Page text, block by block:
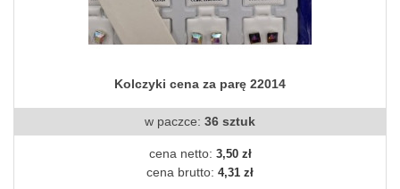
Kolczyki cena za parę 22014
w paczce: 36 sztuk
cena netto: 3,50 zł
cena brutto: 4,31 zł